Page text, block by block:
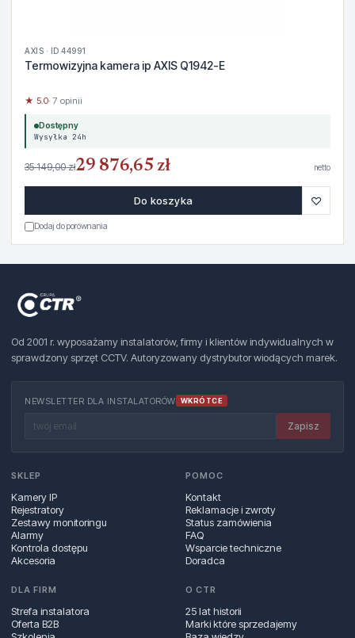
AXIS · ID 44991
Termowizyjna kamera ip AXIS Q1942-E
★ 5.0· 7 opinii
Dostępny
Wysyłka 24h
35 149,00 zł29 876,65 zł netto
Do koszyka ♡
Dodaj do porównania
Od 2001 r. wyposażamy instalatorów, firmy i klientów indywidualnych w
sprawdzony sprzęt CCTV. Autoryzowany dystrybutor wiodących marek.
NEWSLETTER DLA INSTALATORÓW WKRÓTCE
Zapisz
SKLEP
Kamery IP
Rejestratory
Zestawy monitoringu
Alarmy
Kontrola dostępu
Akcesoria
POMOC
Kontakt
Reklamacje i zwroty
Status zamówienia
FAQ
Wsparcie techniczne
Doradca
DLA FIRM
Strefa instalatora
Oferta B2B
O CTR
25 lat historii
Marki które sprzedajemy